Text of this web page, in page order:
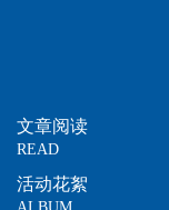
文章阅读
READ
活动花絮